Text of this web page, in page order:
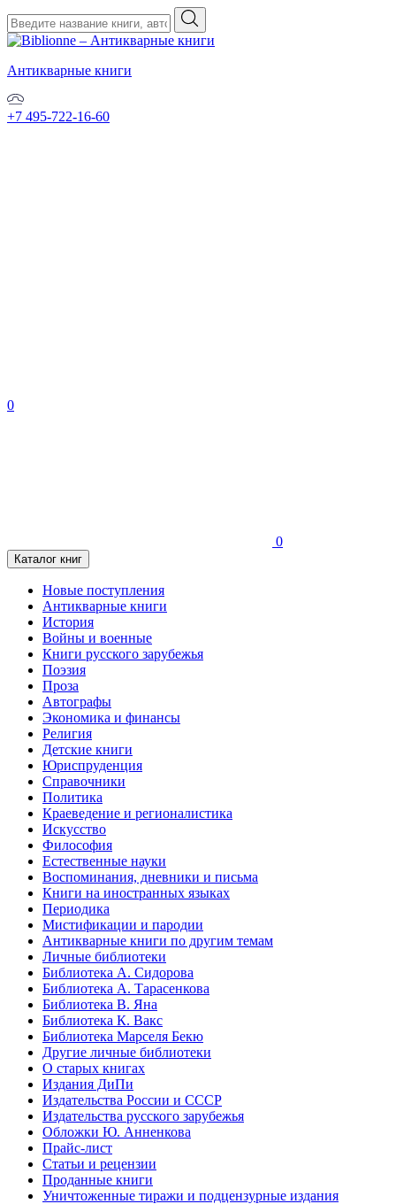
Антикварные книги
+7 495-722-16-60
0
0
Каталог книг
Новые поступления
Антикварные книги
История
Войны и военные
Книги русского зарубежья
Поэзия
Проза
Автографы
Экономика и финансы
Религия
Детские книги
Юриспруденция
Справочники
Политика
Краеведение и регионалистика
Искусство
Философия
Естественные науки
Воспоминания, дневники и письма
Книги на иностранных языках
Периодика
Мистификации и пародии
Антикварные книги по другим темам
Личные библиотеки
Библиотека А. Сидорова
Библиотека А. Тарасенкова
Библиотека В. Яна
Библиотека К. Вакс
Библиотека Марселя Бекю
Другие личные библиотеки
О старых книгах
Издания ДиПи
Издательства России и СССР
Издательства русского зарубежья
Обложки Ю. Анненкова
Прайс-лист
Статьи и рецензии
Проданные книги
Уничтоженные тиражи и подцензурные издания